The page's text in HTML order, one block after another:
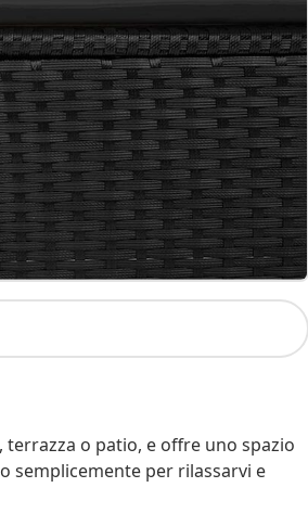
o patio, e offre uno spazio
semplicemente per rilassarvi e